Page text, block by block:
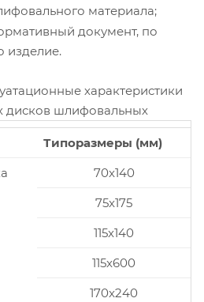
материала;
документ, по
изделие.
характеристики
дисков шлифовальных
Типоразмеры (мм)
70x140
75x175
115x140
115x600
170x240